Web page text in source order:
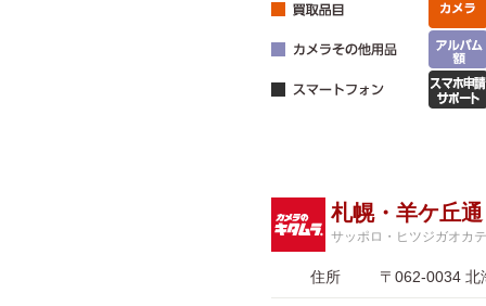
札幌・羊ケ丘
サッポロ・ヒツジガオカ
住所 〒062-0034 北